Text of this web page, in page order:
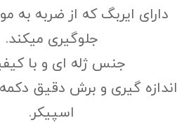
دارای ایربگ که از ضربه به
جلوگیری میکند.
جنس ژله ای و با
اندازه گیری و برش دقیق
اسپیکر.